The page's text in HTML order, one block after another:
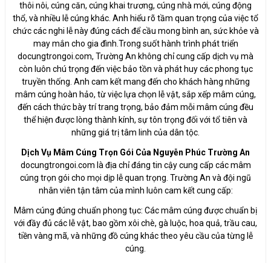
thôi nôi, cúng căn, cúng khai trương, cúng nhà mới, cúng động
thổ, và nhiều lễ cúng khác. Anh hiểu rõ tầm quan trọng của việc tổ
chức các nghi lễ này đúng cách để cầu mong bình an, sức khỏe và
may mắn cho gia đình.Trong suốt hành trình phát triển
docungtrongoi.com, Trường An không chỉ cung cấp dịch vụ mà
còn luôn chú trọng đến việc bảo tồn và phát huy các phong tục
truyền thống. Anh cam kết mang đến cho khách hàng những
mâm cúng hoàn hảo, từ việc lựa chọn lễ vật, sắp xếp mâm cúng,
đến cách thức bày trí trang trọng, bảo đảm mỗi mâm cúng đều
thể hiện được lòng thành kính, sự tôn trọng đối với tổ tiên và
những giá trị tâm linh của dân tộc.
Dịch Vụ Mâm Cúng Trọn Gói Của Nguyễn Phúc Trường An
docungtrongoi.com là địa chỉ đáng tin cậy cung cấp các mâm
cúng trọn gói cho mọi dịp lễ quan trọng. Trường An và đội ngũ
nhân viên tận tâm của mình luôn cam kết cung cấp:
Mâm cúng đúng chuẩn phong tục: Các mâm cúng được chuẩn bị
với đầy đủ các lễ vật, bao gồm xôi chè, gà luộc, hoa quả, trầu cau,
tiền vàng mã, và những đồ cúng khác theo yêu cầu của từng lễ
cúng.